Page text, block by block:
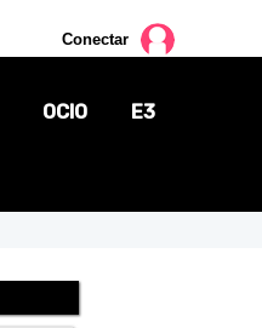
Conectar
OCIO E3